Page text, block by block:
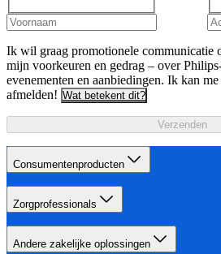
Ik wil graag promotionele communicatie
mijn voorkeuren en gedrag – over
evenementen en aanbiedingen. Ik kan
afmelden! Wat betekent dit?
Verzenden
Consumentenproducten
Zorgprofessionals
Andere zakelijke oplossingen